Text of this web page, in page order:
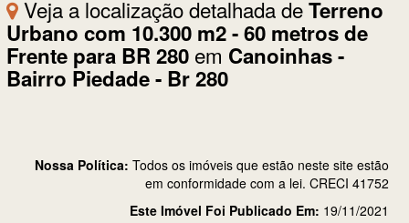
Veja a localização detalhada deTerreno
Urbano com 10.300 m2 - 60 metros de
Frente para BR 280em Canoinhas -
Bairro Piedade - Br 280
Nossa Política: Todos os imóveis que estão neste site estão
em conformidade com a lei. CRECI 41752
Este Imóvel Foi Publicado Em: 19/11/2021